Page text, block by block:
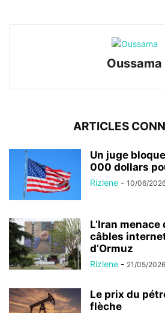
Oussama
ARTICLES
Un juge
000 dollars
Rizlene - 10/06/
L’Iran
câbles
d’Ormuz
Rizlene - 21/05/2026
Le prix du
flèche